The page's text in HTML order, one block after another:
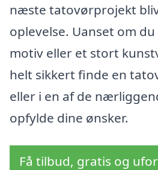
næste tatovørprojekt
oplevelse. Uanset om
motiv eller et stort
helt sikkert finde en
eller i en af de
opfylde dine ønsker.
Få tilbud, gratis og